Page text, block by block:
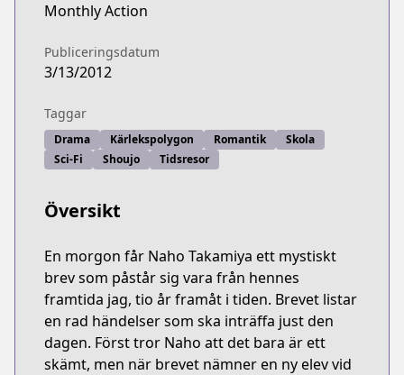
Monthly Action
Publiceringsdatum
3/13/2012
Taggar
Drama Kärlekspolygon Romantik
Skola
Sci-Fi
Shoujo Tidsresor
Översikt
En morgon får Naho Takamiya ett mystiskt
brev som påstår sig vara från hennes
framtida jag, tio år framåt i tiden. Brevet listar
en rad händelser som ska inträffa just den
dagen. Först tror Naho att det bara är ett
skämt, men när brevet nämner en ny elev vid